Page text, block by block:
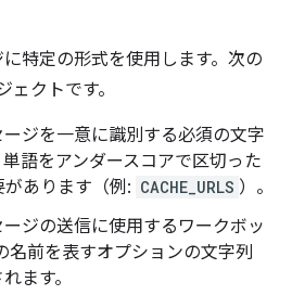
特定の形式を使用します。次の
ェクトです。
ジを一意に識別する必須の文字
語をアンダースコアで区切った
あります（例: CACHE_URLS ）。
ジの送信に使用するワークボッ
名前を表すオプションの文字列
ます。